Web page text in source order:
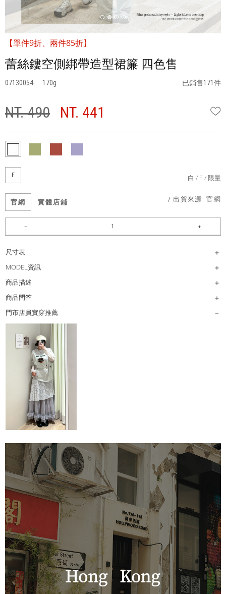
【單件9折、兩件85折】
蕾絲鏤空側綁帶造型裙簾 四色售
07130054 170 已銷售171件
NT. 490 NT. 441
F 白 F 限量
官網 實體店鋪 / 出貨來源:官網
尺寸表
MODEL資訊
商品描述
商品問答
門市店員實穿推薦